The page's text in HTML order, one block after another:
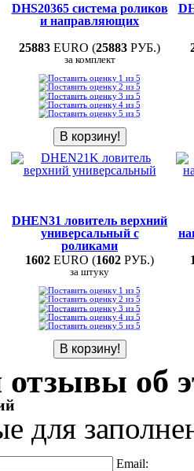
DHS20365 система роликов
и направляющих
25883 EURO (25883 РУБ.)
за комплект
DHEN31 ловитель верхний
универсальный с
роликами
1602 EURO (1602 РУБ.)
за штуку
об
для
Email: